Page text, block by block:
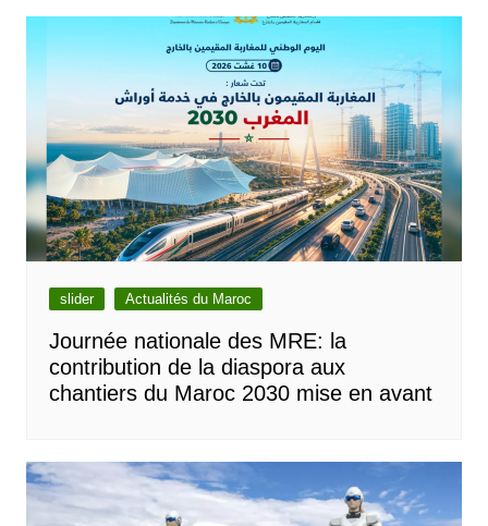
slider Actualités du Maroc
Journée nationale des MRE: la
contribution de la diaspora aux
chantiers du Maroc 2030 mise en avant